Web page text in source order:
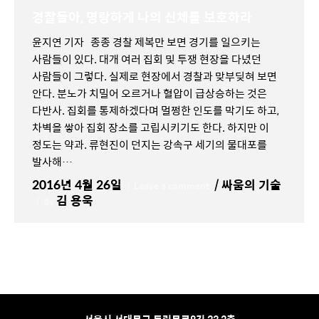
윤지연 기자 종종 경찰 제복만 보면 경기를 일으키는
사람들이 있다. 대개 여러 집회 및 투쟁 현장을 다녔던
사람들이 그렇다. 실제로 현장에서 경찰과 맞부딪혀 보면
안다. 분노가 치밀어 오르거나 혈압이 급상승하는 것은
다반사. 집회를 통제하겠다며 멀쩡한 인도를 막기도 하고,
차벽을 쌓아 집회 장소를 고립시키기도 한다. 하지만 이
정도는 약과. 류현진이 던지는 강속구 세기의 물대포를
발사해…
2016년 4월 26일 싸움의 기술
김 용욱